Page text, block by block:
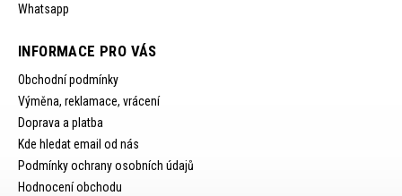
Whatsapp
INFORMACE PRO VÁS
Obchodní podmínky
Výměna, reklamace, vrácení
Doprava a platba
Kde hledat email od nás
Podmínky ochrany osobních údajů
Hodnocení obchodu